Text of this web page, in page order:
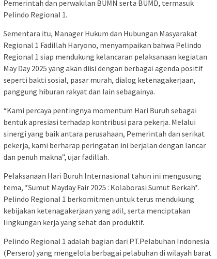
Pemerintah dan perwakilan BUMN serta BUMD, termasuk
Pelindo Regional 1.
Sementara itu, Manager Hukum dan Hubungan Masyarakat
Regional 1 Fadillah Haryono, menyampaikan bahwa Pelindo
Regional 1 siap mendukung kelancaran pelaksanaan kegiatan
May Day 2025 yang akan diisi dengan berbagai agenda positif
seperti bakti sosial, pasar murah, dialog ketenagakerjaan,
panggung hiburan rakyat dan lain sebagainya.
“Kami percaya pentingnya momentum Hari Buruh sebagai
bentuk apresiasi terhadap kontribusi para pekerja. Melalui
sinergi yang baik antara perusahaan, Pemerintah dan serikat
pekerja, kami berharap peringatan ini berjalan dengan lancar
dan penuh makna”, ujar fadillah.
Pelaksanaan Hari Buruh Internasional tahun ini mengusung
tema, *Sumut Mayday Fair 2025 : Kolaborasi Sumut Berkah*.
Pelindo Regional 1 berkomitmen untuk terus mendukung
kebijakan ketenagakerjaan yang adil, serta menciptakan
lingkungan kerja yang sehat dan produktif.
Pelindo Regional 1 adalah bagian dari PT.Pelabuhan Indonesia
(Persero) yang mengelola berbagai pelabuhan di wilayah barat